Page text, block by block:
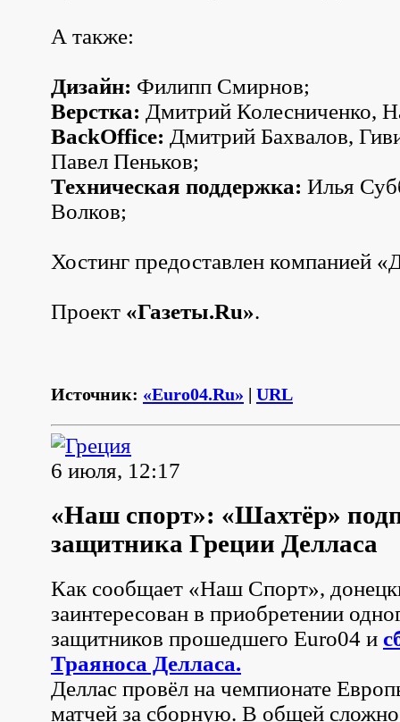
А также:
Дизайн: Филипп Смирнов;
Верстка: Дмитрий Колесниченко,
BackOffice: Дмитрий Бахвалов,
Павел Пеньков;
Техническая поддержка: Илья
Волков;
Хостинг предоставлен компанией
Проект «Газеты.Ru».
Источник: «Euro04.Ru» | URL
6 июля, 12:17
«Наш спорт»: «Шахтёр»
защитника Греции Делласа
Как сообщает «Наш Спорт»,
заинтересован в приобретении
защитников прошедшего Euro04 и
Траяноса Делласа.
Деллас провёл на чемпионате
матчей за сборную. В общей